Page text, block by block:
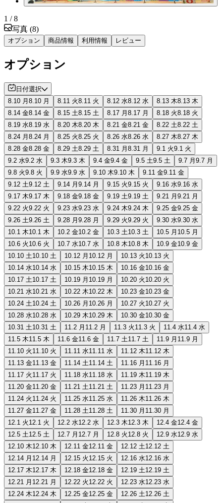
1 / 8
写真 (8)
オプション 商品情報 利用情報 レビュー
オプション
日付選択
8.10 月 8.10 月 8.11 火8.11 火 8.12 水8.12 水 8.13 木8.13 木
8.14 金8.14 金 8.15 土8.15 土 8.17 月 8.17 月 8.18 火8.18 火
8.19 水8.19 水 8.20 木8.20 木 8.21 金8.21 金 8.22 土8.22 土
8.24 月 8.24 月 8.25 火8.25 火 8.26 水8.26 水 8.27 木8.27 木
8.28 金8.28 金 8.29 土8.29 土 8.31 月 8.31 月 9.1 火9.1 火
9.2 水9.2 水 9.3 木9.3 木 9.4 金9.4 金 9.5 土9.5 土 9.7 月 9.7 月
9.8 火9.8 火 9.9 水9.9 水 9.10 木9.10 木 9.11 金9.11 金
9.12 土9.12 土 9.14 月 9.14 月 9.15 火9.15 火 9.16 水9.16 水
9.17 木9.17 木 9.18 金9.18 金 9.19 土9.19 土 9.21 月 9.21 月
9.22 火9.22 火 9.23 水9.23 水 9.24 木9.24 木 9.25 金9.25 金
9.26 土9.26 土 9.28 月 9.28 月 9.29 火9.29 火 9.30 水9.30 水
10.1 木10.1 木 10.2 金10.2 金 10.3 土10.3 土 10.5 月 10.5 月
10.6 火 10.6 火 10.7 水10.7 水 10.8 木10.8 木 10.9 金10.9 金
10.10 土10.10 土 10.12 月 10.12 月 10.13 火 10.13 火
10.14 水10.14 水 10.15 木10.15 木 10.16 金10.16 金
10.17 土10.17 土 10.19 月 10.19 月 10.20 火 10.20 火
10.21 水10.21 水 10.22 木10.22 木 10.23 金10.23 金
10.24 土10.24 土 10.26 月 10.26 月 10.27 火 10.27 火
10.28 水10.28 水 10.29 木10.29 木 10.30 金10.30 金
10.31 土10.31 土 11.2 月 11.2 月 11.3 火 11.3 火 11.4 水11.4 水
11.5 木11.5 木 11.6 金11.6 金 11.7 土11.7 土 11.9 月 11.9 月
11.10 火 11.10 火 11.11 水11.11 水 11.12 木11.12 木
11.13 金11.13 金 11.14 土11.14 土 11.16 月 11.16 月
11.17 火 11.17 火 11.18 水11.18 水 11.19 木11.19 木
11.20 金11.20 金 11.21 土11.21 土 11.23 月 11.23 月
11.24 火 11.24 火 11.25 水11.25 水 11.26 木11.26 木
11.27 金11.27 金 11.28 土11.28 土 11.30 月 11.30 月
12.1 火 12.1 火 12.2 水12.2 水 12.3 木12.3 木 12.4 金12.4 金
12.5 土12.5 土 12.7 月 12.7 月 12.8 火 12.8 火 12.9 水12.9 水
12.10 木12.10 木 12.11 金12.11 金 12.12 土12.12 土
12.14 月 12.14 月 12.15 火 12.15 火 12.16 水12.16 水
12.17 木12.17 木 12.18 金12.18 金 12.19 土12.19 土
12.21 月 12.21 月 12.22 火 12.22 火 12.23 水12.23 水
12.24 木12.24 木 12.25 金12.25 金 12.26 土12.26 土